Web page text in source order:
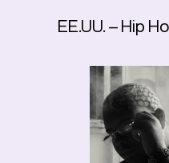
EE.UU. – Hip